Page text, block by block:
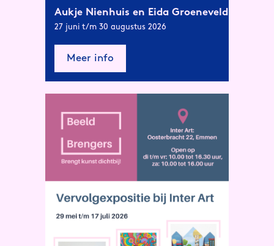
Aukje Nienhuis en Eida Groeneveld
27 juni t/m 30 augustus 2026
Meer info